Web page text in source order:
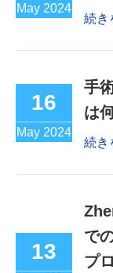
May 2024
続き
16
May 2024
手
は
続き
13
で
プ